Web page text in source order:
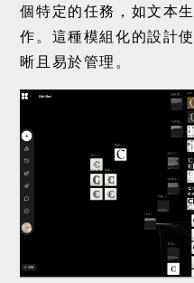
個特定的任務，如文本
作。這種模組化的設計
晰且易於管理。